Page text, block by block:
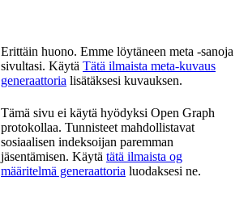
Erittäin huono. Emme löytäneen meta -sanoja
sivultasi. Käytä Tätä ilmaista meta-kuvaus
generaattoria lisätäksesi kuvauksen.
Tämä sivu ei käytä hyödyksi Open Graph
protokollaa. Tunnisteet mahdollistavat
sosiaalisen indeksoijan paremman
jäsentämisen. Käytä tätä ilmaista og
määritelmä generaattoria luodaksesi ne.